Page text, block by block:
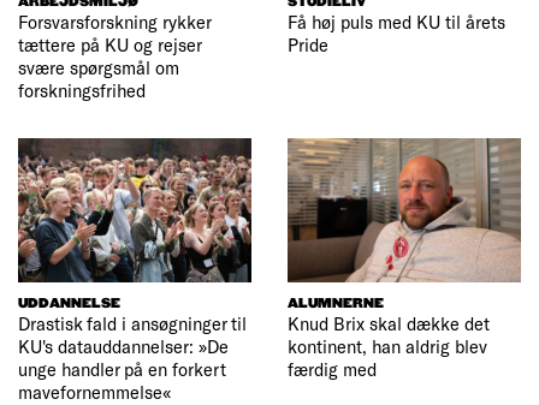
Forsvarsforskning rykker
tættere på KU og rejser
svære spørgsmål om
forskningsfrihed
Få høj puls med KU til årets
Pride
UDDANNELSE
Drastisk fald i ansøgninger til
KU's datauddannelser: »De
unge handler på en forkert
mavefornemmelse«
ALUMNERNE
Knud Brix skal dække det
kontinent, han aldrig blev
færdig med